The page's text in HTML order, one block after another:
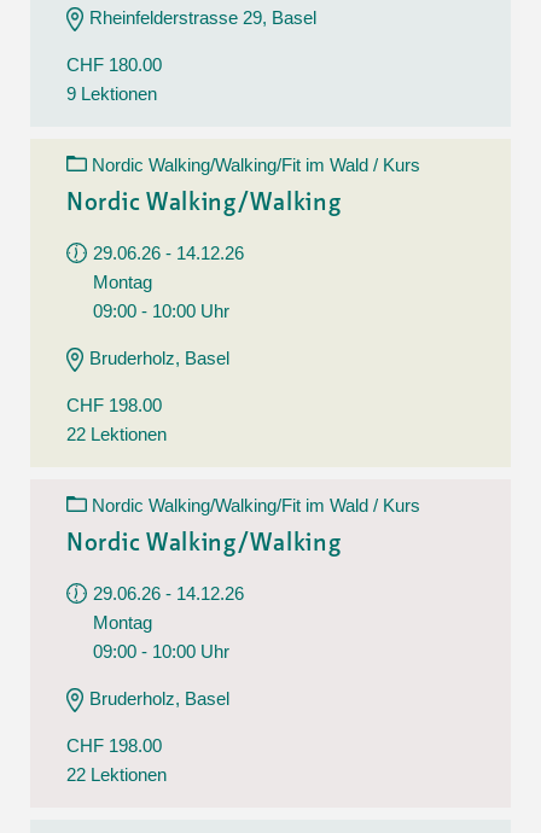
Rheinfelderstrasse 29, Basel
CHF 180.00
9 Lektionen
Nordic Walking/Walking/Fit im Wald / Kurs
Nordic Walking/Walking
29.06.26 - 14.12.26
Montag
09:00 - 10:00 Uhr
Bruderholz, Basel
CHF 198.00
22 Lektionen
Nordic Walking/Walking/Fit im Wald / Kurs
Nordic Walking/Walking
29.06.26 - 14.12.26
Montag
09:00 - 10:00 Uhr
Bruderholz, Basel
CHF 198.00
22 Lektionen